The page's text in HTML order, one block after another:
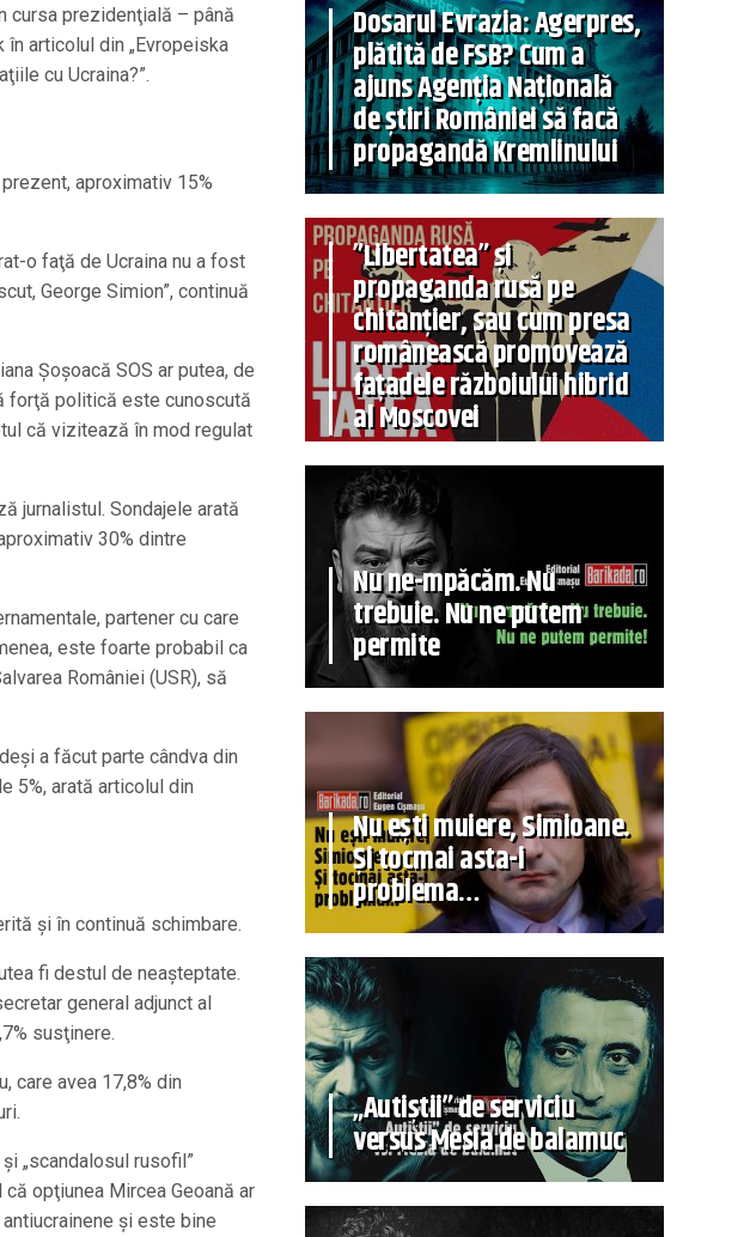
cursa prezidenţială – până
articolul din „Evropeiska
cu Ucraina?”.
aproximativ 15%
o faţă de Ucraina nu a fost
George Simion”, continuă
Şoşoacă SOS ar putea, de
forţă politică este cunoscută
că vizitează în mod regulat
jurnalistul. Sondajele arată
30% dintre
partener cu care
este foarte probabil ca
României (USR), să
a făcut parte cândva din
5%, arată articolul din
şi în continuă schimbare.
fi destul de neaşteptate.
general adjunct al
susţinere.
care avea 17,8% din
„scandalosul rusofil”
opţiunea Mircea Geoană ar
şi este bine
Dosarul Evrazia: Agerpres,
plătită de FSB? Cum a
ajuns Agenția Națională
de știri României să facă
propagandă Kremlinului
”Libertatea” și
propaganda rusă pe
chitanțier, sau cum presa
românească promovează
fațadele războiului hibrid
al Moscovei
Nu ne-mpăcăm. Nu
trebuie. Nu ne putem
permite
Nu ești muiere, Simioane.
Și tocmai asta-i
problema…
„Autiștii” de serviciu
versus Mesia de balamuc